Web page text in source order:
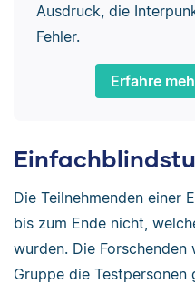
Ausdruck, die
Fehler.
Erfahre
Die Teilnehmenden einer
bis zum Ende nicht,
wurden. Die
Gruppe die Testpersonen